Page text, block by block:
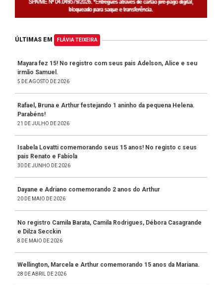
ÚLTIMAS EM FLÁVIA TEIXEIRA
Mayara fez 15! No registro com seus pais Adelson, Alice e seu
irmão Samuel.
5 DE AGOSTO DE 2026
Rafael, Bruna e Arthur festejando 1 aninho da pequena Helena.
Parabéns!
21 DE JULHO DE 2026
Isabela Lovatti comemorando seus 15 anos! No registo c seus
pais Renato e Fabíola
30 DE JUNHO DE 2026
Dayane e Adriano comemorando 2 anos do Arthur
20 DE MAIO DE 2026
No registro Camila Barata, Camila Rodrigues, Débora Casagrande
e Dilza Secckin
8 DE MAIO DE 2026
Wellington, Marcela e Arthur comemorando 15 anos da Mariana.
28 DE ABRIL DE 2026